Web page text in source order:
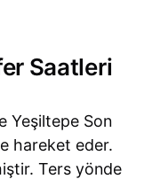
Saatleri
Yeşiltepe Son
hareket eder.
Ters yönde